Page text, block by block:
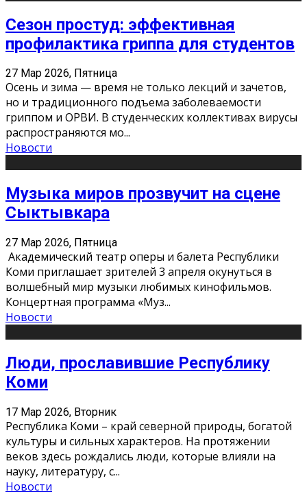
Сезон простуд: эффективная
профилактика гриппа для студентов
27 Мар 2026, Пятница
Осень и зима — время не только лекций и зачетов,
но и традиционного подъема заболеваемости
гриппом и ОРВИ. В студенческих коллективах вирусы
распространяются мо...
Новости
Музыка миров прозвучит на сцене
Сыктывкара
27 Мар 2026, Пятница
Академический театр оперы и балета Республики
Коми приглашает зрителей 3 апреля окунуться в
волшебный мир музыки любимых кинофильмов.
Концертная программа «Муз...
Новости
Люди, прославившие Республику
Коми
17 Мар 2026, Вторник
Республика Коми – край северной природы, богатой
культуры и сильных характеров. На протяжении
веков здесь рождались люди, которые влияли на
науку, литературу, с...
Новости